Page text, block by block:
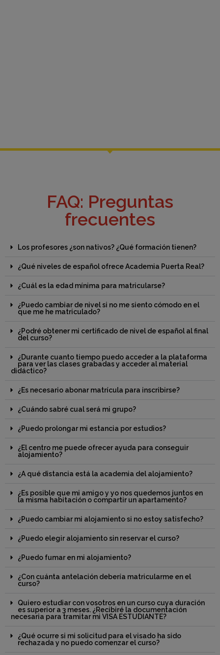
FAQ: Preguntas
frecuentes
Los profesores ¿son nativos? ¿Qué formación tienen?
¿Qué niveles de español ofrece Academia Puerta Real?
¿Cuál es la edad mínima para matricularse?
¿Puedo cambiar de nivel si no me siento cómodo en el
que me he matriculado?
¿Podré obtener mi certificado de nivel de español al final
del curso?
¿Durante cuanto tiempo puedo acceder a la plataforma
para ver las clases grabadas y acceder al material
didáctico?
¿Es necesario abonar matrícula para inscribirse?
¿Cuándo sabré cual será mi grupo?
¿Puedo prolongar mi estancia por estudios?
¿El centro me puede ofrecer ayuda para conseguir
alojamiento?
¿A qué distancia está la academia del alojamiento?
¿Es posible que mi amigo y yo nos quedemos juntos en
la misma habitación o compartir un apartamento?
¿Puedo cambiar mi alojamiento si no estoy satisfecho?
¿Puedo elegir alojamiento sin reservar el curso?
¿Puedo fumar en mi alojamiento?
¿Con cuánta antelación debería matricularme en el
curso?
Quiero estudiar con vosotros en un curso cuya duración
es superior a 3 meses. ¿Recibiré la documentación
necesaria para tramitar mi VISA ESTUDIANTE?
¿Qué ocurre si mi solicitud para el visado ha sido
rechazada y no puedo comenzar el curso?